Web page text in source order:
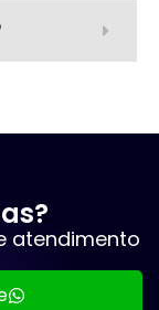
atendimento